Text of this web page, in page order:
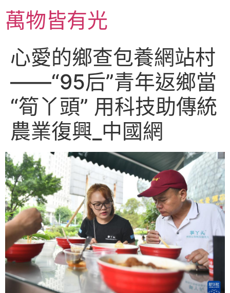
主萬物皆有光
心愛的鄉查包養網站村
——“95后”青年返鄉當
“筍丫頭” 用科技助傳統
農業復興_中國網